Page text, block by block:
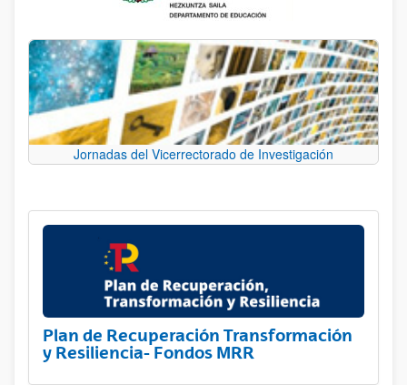
Jornadas del Vicerrectorado de Investigación
Plan de Recuperación Transformación
y Resiliencia- Fondos MRR